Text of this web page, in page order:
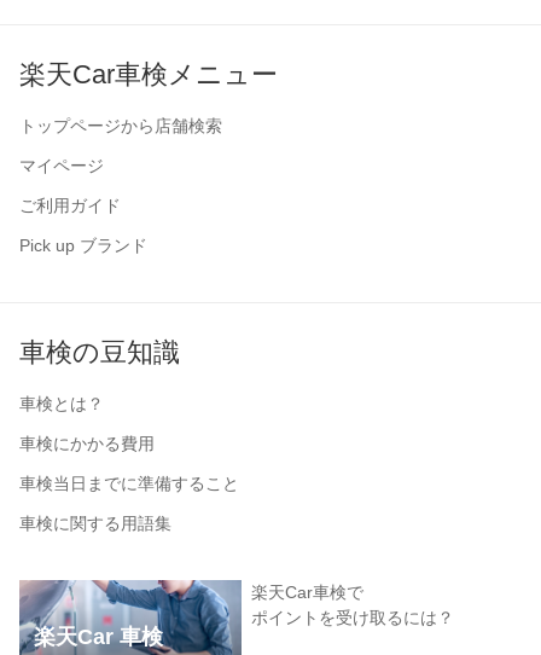
楽天Car車検メニュー
トップページから店舗検索
マイページ
ご利用ガイド
Pick up ブランド
車検の豆知識
車検とは？
車検にかかる費用
車検当日までに準備すること
車検に関する用語集
楽天Car 車検
楽天Car車検で
ポイントを受け取るには？